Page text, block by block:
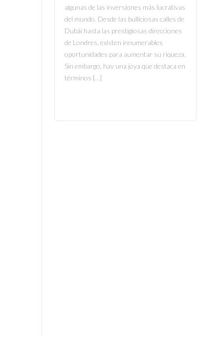
algunas de las inversiones más lucrativas
del mundo. Desde las bulliciosas calles de
Dubái hasta las prestigiosas direcciones
de Londres, existen innumerables
oportunidades para aumentar su riqueza.
Sin embargo, hay una joya que destaca en
términos […]